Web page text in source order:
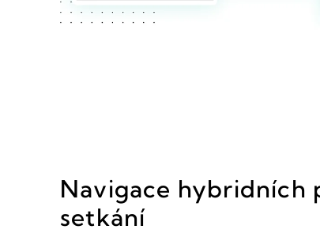
Navigace hybridních
setkání